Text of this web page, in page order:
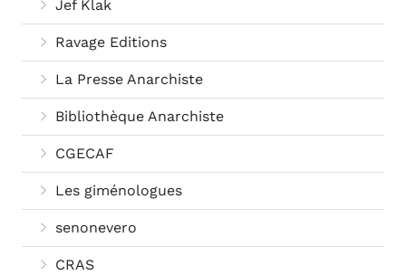
Jef Klak
Ravage Editions
La Presse Anarchiste
Bibliothèque Anarchiste
CGECAF
Les giménologues
senonevero
CRAS